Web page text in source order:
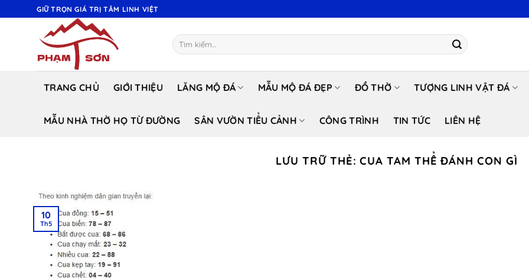
qua
GIỮ TRỌN GIÁ TRỊ TÂM LINH VIỆT
Tìm
kiếm:
TRANG CHỦ GIỚI THIỆU LĂNG MỘ ĐÁ MẪU MỘ ĐÁ ĐẸP ĐỒ THỜ TƯỢNG LINH VẬT ĐÁ
MẪU NHÀ THỜ HỌ TỪ ĐƯỜNG SÂN VƯỜN TIỂU CẢNH CÔNG TRÌNH TIN TỨC LIÊN HỆ
LƯU TRỮ THẺ:CUA TAM THỂ ĐÁNH CON GÌ
10
Th5